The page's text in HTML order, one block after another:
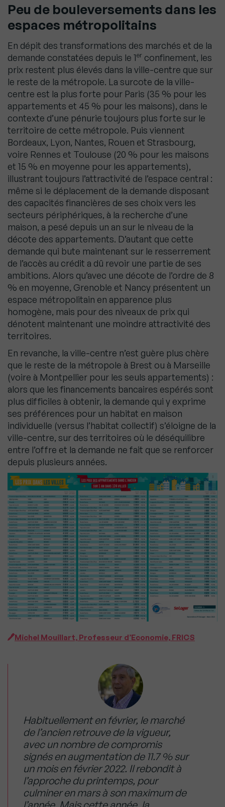
Peu de bouleversements dans les
espaces métropolitains
En dépit des transformations des marchés et de la
demande constatées depuis le 1er confinement, les
prix restent plus élevés dans la ville-centre que sur
le reste de la métropole. La surcote de la ville-
centre est la plus forte pour Paris (35 % pour les
appartements et 45 % pour les maisons), dans le
contexte d’une pénurie toujours plus forte sur le
territoire de cette métropole. Puis viennent
Bordeaux, Lyon, Nantes, Rouen et Strasbourg,
voire Rennes et Toulouse (20 % pour les maisons
et 15 % en moyenne pour les appartements),
illustrant toujours l’attractivité de l’espace central :
même si le déplacement de la demande disposant
des capacités financières de ses choix vers les
secteurs périphériques, à la recherche d’une
maison, a pesé depuis un an sur le niveau de la
décote des appartements. D’autant que cette
demande qui bute maintenant sur le resserrement
de l’accès au crédit a dû revoir une partie de ses
ambitions. Alors qu’avec une décote de l’ordre de 8
% en moyenne, Grenoble et Nancy présentent un
espace métropolitain en apparence plus
homogène, mais pour des niveaux de prix qui
dénotent maintenant une moindre attractivité des
territoires.
En revanche, la ville-centre n’est guère plus chère
que le reste de la métropole à Brest ou à Marseille
(voire à Montpellier pour les seuls appartements) :
alors que les financements bancaires espérés sont
plus difficiles à obtenir, la demande qui y exprime
ses préférences pour un habitat en maison
individuelle (versus l’habitat collectif) s’éloigne de la
ville-centre, sur des territoires où le déséquilibre
entre l’offre et la demande ne fait que se renforcer
depuis plusieurs années.
Michel Mouillart, Professeur d’Economie, FRICS
Habituellement en février, le marché
de l’ancien retrouve de la vigueur,
avec un nombre de compromis
signés en augmentation de 11.7 % sur
un mois en février 2022. Il rebondit à
l’approche du printemps, pour
culminer en mars à son maximum de